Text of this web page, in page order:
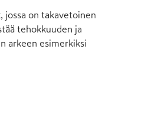
jossa on takavetoinen
tehokkuuden ja
arkeen esimerkiksi